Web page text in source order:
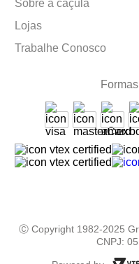
Sobre a caçula
Lojas
Trabalhe Conosco
Ⓒ Copyright 1982-2025
CNPJ: